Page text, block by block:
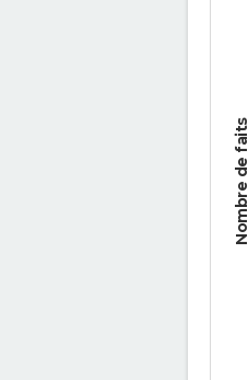
Nombre de faits